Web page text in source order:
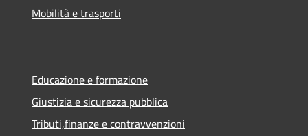
Mobilità e trasporti
Educazione e formazione
Giustizia e sicurezza pubblica
Tributi,finanze e contravvenzioni